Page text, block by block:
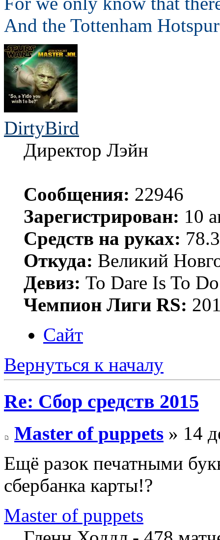
And the Tottenham
DirtyBird
Директор Лэйн
Сообщения: 22946
Зарегистрирован: 10
Средств на руках:
Откуда: Великий
Девиз: To Dare Is To Do
Чемпион Лиги RS:
Сайт
Вернуться к началу
Re: Сбор средств 2015
Master of рuppets » 14
Ещё разок печатными
сбербанка карты!?
Master of рuppets